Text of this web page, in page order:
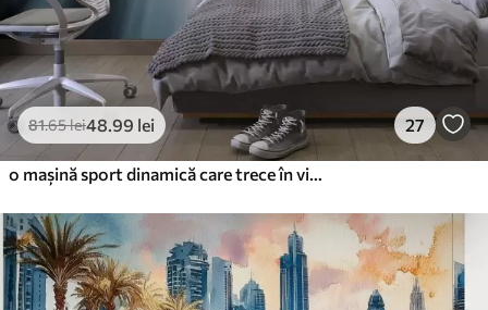
81.65lei48 .99 lei 27